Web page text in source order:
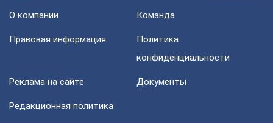
О компании Команда
Правовая информация
Политика
конфиденциальности
Реклама на сайте Документы
Редакционная политика